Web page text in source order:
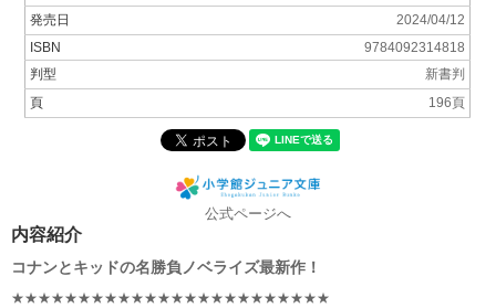
発売日
2024/04/12
ISBN
9784092314818
判型
新書判
頁
196頁
公式ページへ
内容紹介
コナンとキッドの名勝負ノベライズ最新作！
★★★★★★★★★★★★★★★★★★★★★★★★